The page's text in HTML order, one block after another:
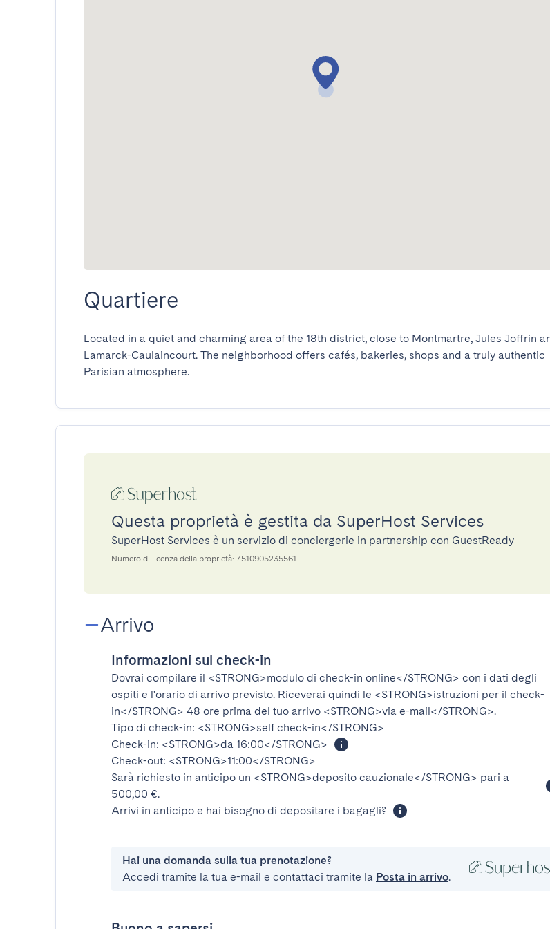
Quartiere
Located in a quiet and charming area of the 18th district, close to Montmartre, Jules Joffrin
Lamarck-Caulaincourt. The neighborhood offers cafés, bakeries, shops and a truly authentic
Parisian atmosphere.
Questa proprietà è gestita da SuperHost Services
SuperHost Services è un servizio di conciergerie in partnership con GuestReady
Numero di licenza della proprietà: 7510905235561
Arrivo
Informazioni sul check-in
Dovrai compilare il <STRONG>modulo di check-in online</STRONG> con i dati degli
ospiti e l'orario di arrivo previsto. Riceverai quindi le <STRONG>istruzioni per il check-
in</STRONG> 48 ore prima del tuo arrivo <STRONG>via e-mail</STRONG>.
Tipo di check-in: <STRONG>self check-in</STRONG>
Check-in: <STRONG>da 16:00</STRONG>
Check-out: <STRONG>11:00</STRONG>
Sarà richiesto in anticipo un <STRONG>deposito cauzionale</STRONG> pari a
500,00 €.
Arrivi in anticipo e hai bisogno di depositare i bagagli?
Hai una domanda sulla tua prenotazione?
Accedi tramite la tua e-mail e contattaci tramite la Posta in arrivo.